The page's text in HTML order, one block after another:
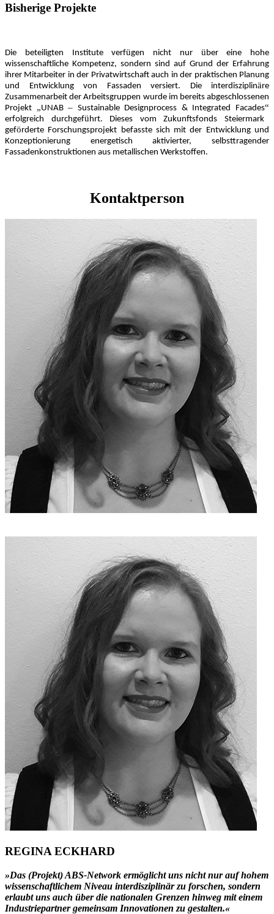
Bisherige Projekte
Die beteiligten Institute verfügen nicht nur über eine hohe
wissenschaftliche Kompetenz, sondern sind auf Grund der Erfahrung
ihrer Mitarbeiter in der Privatwirtschaft auch in der praktischen Planung
und Entwicklung von Fassaden versiert. Die interdisziplinäre
Zusammenarbeit der Arbeitsgruppen wurde im bereits abgeschlossenen
Projekt „UNAB– Sustainable Designprocess & Integrated Facades“
erfolgreich durchgeführt. Dieses vom Zukunftsfonds Steiermark
geförderte Forschungsprojekt befasste sich mit der Entwicklung und
Konzeptionierung energetisch aktivierter, selbsttragender
Fassadenkonstruktionen aus metallischen Werkstoffen.
Kontaktperson
REGINA ECKHARD
»Das (Projekt) ABS-Network ermöglicht uns nicht nur auf hohem
wissenschaftlichem Niveau interdisziplinär zu forschen, sondern
erlaubt uns auch über die nationalen Grenzen hinweg mit einem
Industriepartner gemeinsam Innovationen zu gestalten.«